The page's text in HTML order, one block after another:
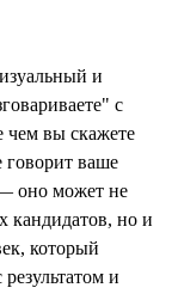
и
с
чем вы скажете
говорит ваше
оно может не
кандидатов, но и
который
и